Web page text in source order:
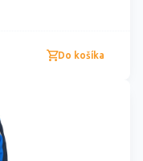
Do košíka